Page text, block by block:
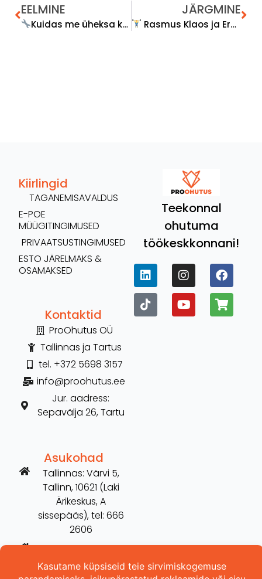
EELMINE
Kuidas me üheksa kuuga tööohutuse teenuse pakkumise käima saime — ja mida edasi?
JÄRGMINE
Rasmus Klaos ja Ergonoomika Keskus ühendavad jõud Laki Ärikeskuses
Teekonnal
ohutuma
töökeskkonnani!
Kontaktid
ProOhutus OÜ
Tallinnas ja Tartus
tel. +372 5698 3157
info@proohutus.ee
Jur. aadress:
Sepavälja 26, Tartu
Kiirlingid
TAGANEMISAVALDUS
E-POE
MÜÜGITINGIMUSED
PRIVAATSUSTINGIMUSED
ESTO JÄRELMAKS &
OSAMAKSED
Asukohad
Tallinnas: Värvi 5,
Tallinn, 10621 (Laki
Ärikeskus, A
sissepääs), tel: 666
2606
Tartus: Võru 254,
Tartu, 50115 (vana